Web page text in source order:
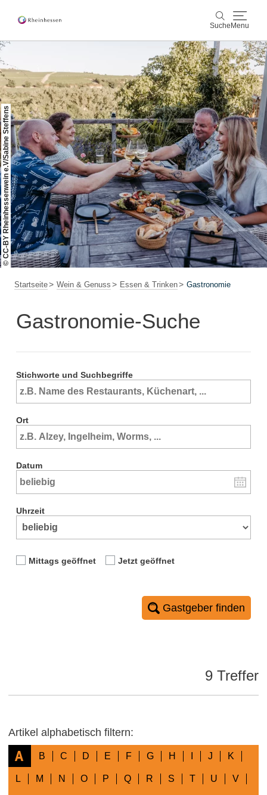
Suche Menu
Suche
Wein & Genuss
Aktiv & Natur
Kultur & Städte
Veranstaltungen
Buchung & Service
ShopRheinhessen-Blog Karte
© CC-BY Rheinhessenwein e.V/Sabine Steffens
Startseite Wein & Genuss Essen & Trinken Gastronomie
Gastronomie-Suche
Stichworte und Suchbegriffe
Ort
Datum
Uhrzeit
Mittags geöffnet Jetzt geöffnet
Gastgeber finden
9 Treffer
Artikel alphabetisch filtern:
A B C D E F G H J K
L M N O P Q R S T U V